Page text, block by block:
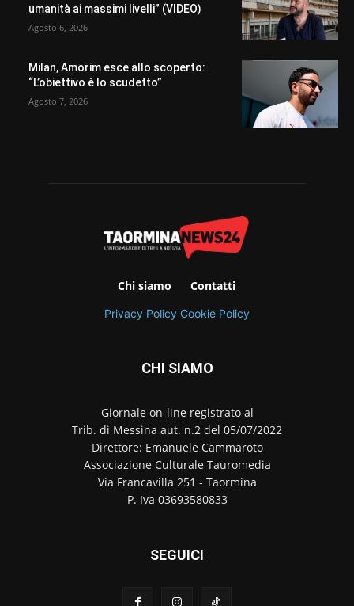
umanità ai massimi livelli” (VIDEO)
Agosto 6, 2026
Milan, Amorim esce allo scoperto:
“L’obiettivo è lo scudetto”
Agosto 7, 2026
Chi siamo Contatti
Privacy Policy Cookie Policy
CHI SIAMO
Giornale on-line registrato al
Trib. di Messina aut. n.2 del 05/07/2022
Direttore: Emanuele Cammaroto
Associazione Culturale Tauromedia
Via Francavilla 251 - Taormina
P. Iva 03693580833
SEGUICI